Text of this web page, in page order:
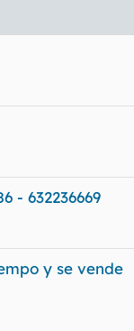
- 632236669
y se vende